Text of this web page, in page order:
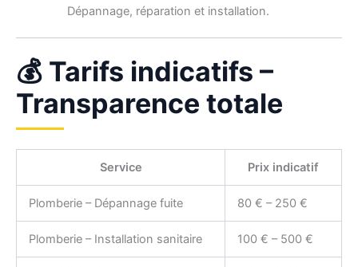
Dépannage, réparation et installation.
💰 Tarifs indicatifs –
Transparence totale
Service Prix indicatif
Plomberie – Dépannage fuite 80 € – 250 €
Plomberie – Installation sanitaire 100 € – 500 €